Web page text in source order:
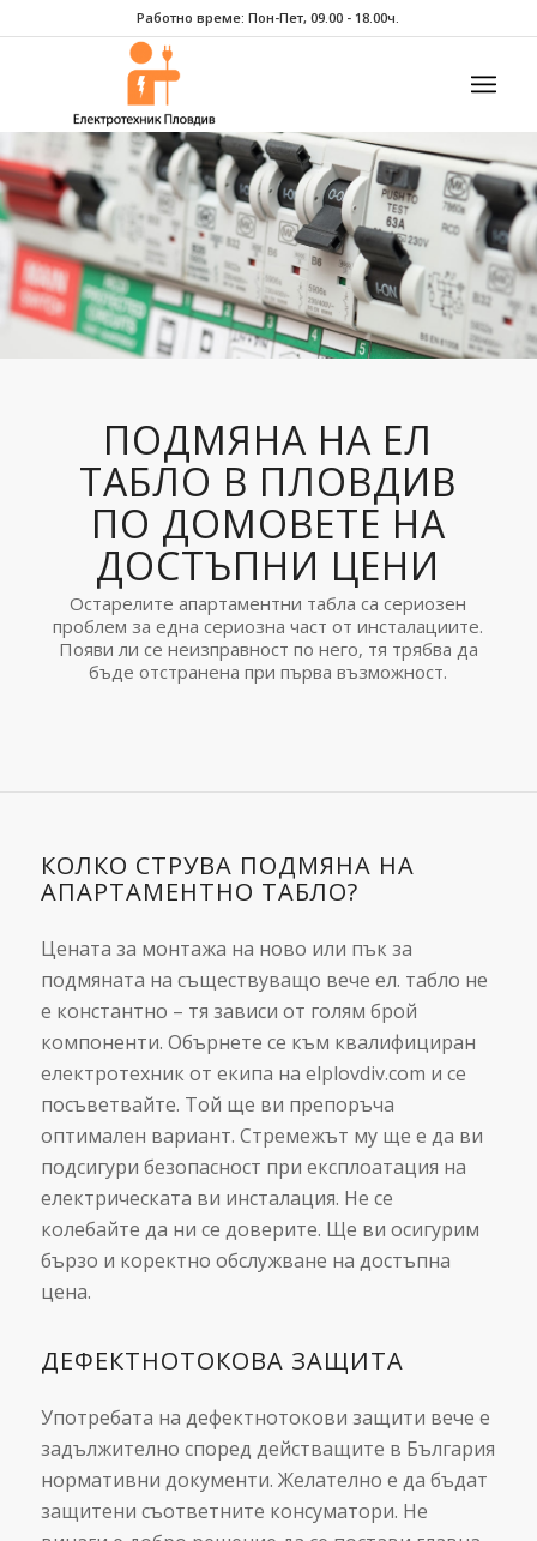
Работно време: Пон-Пет, 09.00 - 18.00ч.
ПОДМЯНА НА ЕЛ
ТАБЛО В ПЛОВДИВ
ПО ДОМОВЕТЕ НА
ДОСТЪПНИ ЦЕНИ
Остарелите апартаментни табла са сериозен
проблем за една сериозна част от инсталациите.
Появи ли се неизправност по него, тя трябва да
бъде отстранена при първа възможност.
КОЛКО СТРУВА ПОДМЯНА НА
АПАРТАМЕНТНО ТАБЛО?
Цената за монтажа на ново или пък за
подмяната на съществуващо вече ел. табло не
е константно – тя зависи от голям брой
компоненти. Обърнете се към квалифициран
електротехник от екипа на elplovdiv.com и се
посъветвайте. Той ще ви препоръча
оптимален вариант. Стремежът му ще е да ви
подсигури безопасност при експлоатация на
електрическата ви инсталация. Не се
колебайте да ни се доверите. Ще ви осигурим
бързо и коректно обслужване на достъпна
цена.
ДЕФЕКТНОТОКОВА ЗАЩИТА
Употребата на дефектнотокови защити вече е
задължително според действащите в България
нормативни документи. Желателно е да бъдат
защитени съответните консуматори. Не